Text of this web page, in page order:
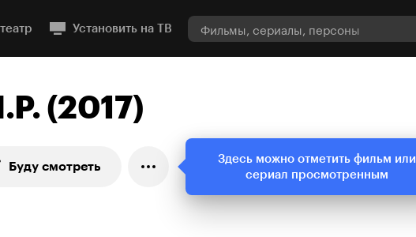
Установить на ТВ
(2017)
Буду смотреть
Здесь можно отметить фильм или
сериал просмотренным